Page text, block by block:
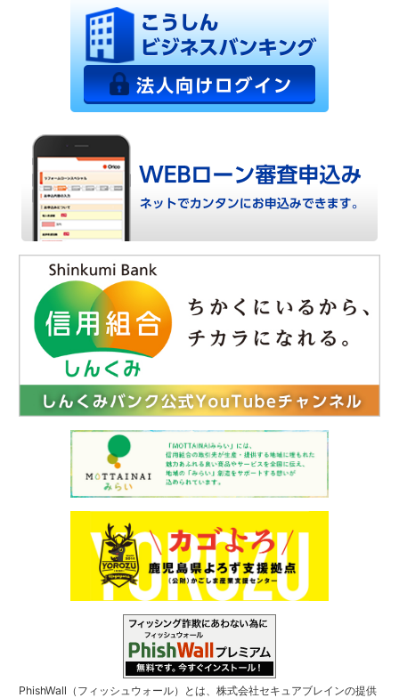
PhishWall（フィッシュウォール）とは、株式会社セキュアブレインの提供